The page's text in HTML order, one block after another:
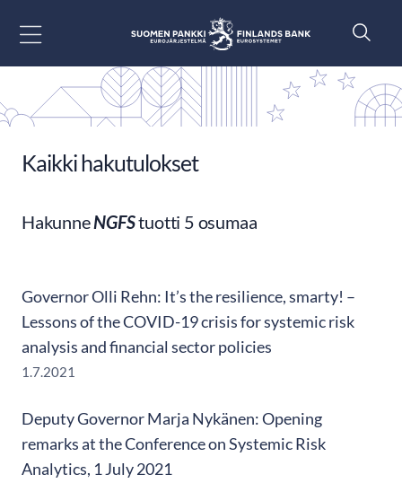
Kaikki hakutulokset
HakunneNGFStuotti 5 osumaa
Governor Olli Rehn: It’s the resilience, smarty! –
Lessons of the COVID-19 crisis for systemic risk
analysis and financial sector policies
1.7.2021
Deputy Governor Marja Nykänen: Opening
remarks at the Conference on Systemic Risk
Analytics, 1 July 2021